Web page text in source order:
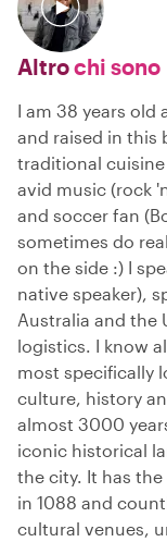
Altrochi sono
I am 38 years old
and raised in this
traditional
avid music (rock
and soccer fan
sometimes do
on the side :) I
native speaker),
Australia and the
logistics. I know
most specifically
culture, history
almost 3000
iconic historical
the city. It has
in 1088 and
cultural venues,